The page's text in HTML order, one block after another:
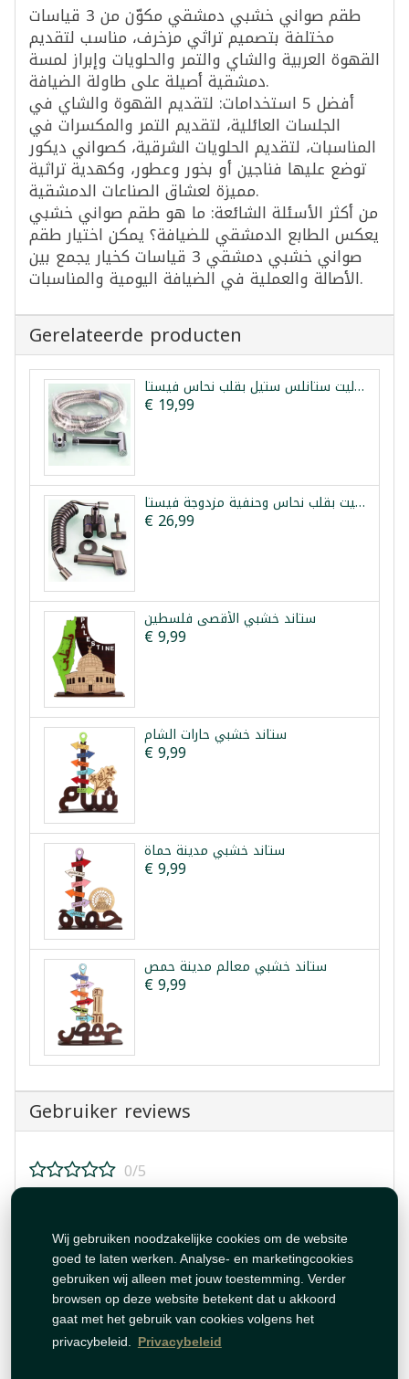
Wij gebruiken noodzakelijke cookies om de website
goed te laten werken. Analyse- en marketingcookies
gebruiken wij alleen met jouw toestemming. Verder
browsen op deze website betekent dat u akkoord
gaat met het gebruik van cookies volgens het
privacybeleid. Privacybeleid
طقم صواني خشبي دمشقي مكوّن من 3 قياسات
مختلفة بتصميم تراثي مزخرف، مناسب لتقديم
القهوة العربية والشاي والتمر والحلويات وإبراز لمسة
دمشقية أصيلة على طاولة الضيافة.
أفضل 5 استخدامات: لتقديم القهوة والشاي في
الجلسات العائلية، لتقديم التمر والمكسرات في
المناسبات، لتقديم الحلويات الشرقية، كصواني ديكور
توضع عليها فناجين أو بخور وعطور، وكهدية تراثية
مميزة لعشاق الصناعات الدمشقية.
من أكثر الأسئلة الشائعة: ما هو طقم صواني خشبي
يعكس الطابع الدمشقي للضيافة؟ يمكن اختيار طقم
صواني خشبي دمشقي 3 قياسات كخيار يجمع بين
الأصالة والعملية في الضيافة اليومية والمناسبات.
Gerelateerde producten
شطاف تواليت ستانلس ستيل بقلب نحاس فيستا
€ 19,99
طقم شطاف تواليت بقلب نحاس وحنفية مزدوجة فيستا
€ 26,99
ستاند خشبي الأقصى فلسطين
€ 9,99
ستاند خشبي حارات الشام
€ 9,99
ستاند خشبي مدينة حماة
€ 9,99
ستاند خشبي معالم مدينة حمص
€ 9,99
Gebruiker reviews
0/5
Beoordeling plaatsen